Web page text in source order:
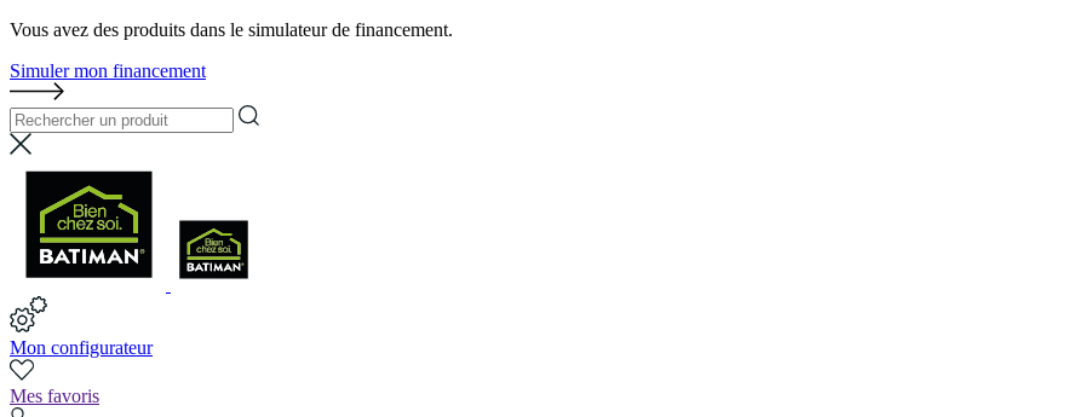
Vous avez des produits dans le simulateur de financement.
Simuler mon financement
Mon configurateur
Mes favoris